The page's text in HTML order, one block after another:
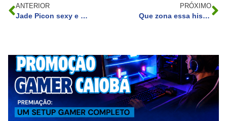
ANTERIOR
Jade Picon sexy e perigosa em camarote
PRÓXIMO
Que zona essa historia: Marcelo Courrege,Renata Heilborn e Carol Barcellos